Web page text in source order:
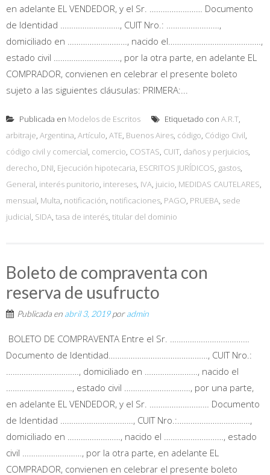
en adelante EL VENDEDOR, y el Sr. …………………… Documento
de Identidad ………………………, CUIT Nro.: ……………………,
domiciliado en ………………………, nacido el……………………………………,
estado civil …………………………, por la otra parte, en adelante EL
COMPRADOR, convienen en celebrar el presente boleto
sujeto a las siguientes cláusulas: PRIMERA:...
Publicada en Modelos de Escritos Etiquetado con A.R.T,
arbitraje, Argentina, Artículo, ATE, Buenos Aires, código, Código Civil,
código civil y comercial, comercio, COSTAS, CUIT, daños y perjuicios,
derecho, DNI, Ejecución hipotecaria, ESCRITOS JURÍDICOS, gastos,
General, interés punitorio, intereses, IVA, juicio, MEDIDAS CAUTELARES,
mensual, Multa, notificación, notificaciones, PAGO, PRUEBA, sede
judicial, SIDA, tasa de interés, titular del dominio
Boleto de compraventa con
reserva de usufructo
Publicada en abril 3, 2019poradmin
BOLETO DE COMPRAVENTA Entre el Sr. ………………………………
Documento de Identidad………………………………………, CUIT Nro.:
……………………………, domiciliado en ……………………, nacido el
…………………………, estado civil …………………………, por una parte,
en adelante EL VENDEDOR, y el Sr. ……………………… Documento
de Identidad ……………………………, CUIT Nro.:……………………………,
domiciliado en ……………………, nacido el ………………………, estado
civil ………………………, por la otra parte, en adelante EL
COMPRADOR, convienen en celebrar el presente boleto